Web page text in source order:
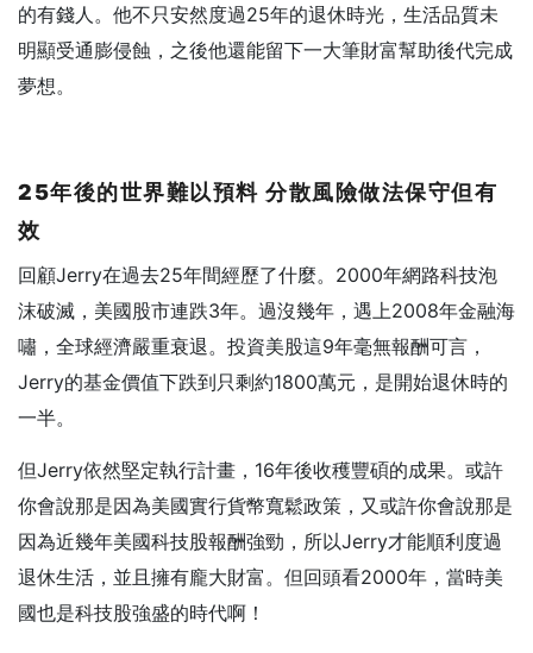
的有錢人。他不只安然度過25年的退休時光，生活品質未
明顯受通膨侵蝕，之後他還能留下一大筆財富幫助後代完成
夢想。
25年後的世界難以預料 分散風險做法保守但有
效
回顧Jerry在過去25年間經歷了什麼。2000年網路科技泡
沫破滅，美國股市連跌3年。過沒幾年，遇上2008年金融海
嘯，全球經濟嚴重衰退。投資美股這9年毫無報酬可言，
Jerry的基金價值下跌到只剩約1800萬元，是開始退休時的
一半。
但Jerry依然堅定執行計畫，16年後收穫豐碩的成果。或許
你會說那是因為美國實行貨幣寬鬆政策，又或許你會說那是
因為近幾年美國科技股報酬強勁，所以Jerry才能順利度過
退休生活，並且擁有龐大財富。但回頭看2000年，當時美
國也是科技股強盛的時代啊！